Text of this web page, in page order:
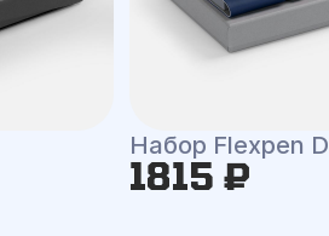
Набор Flexpen
1815 ₽